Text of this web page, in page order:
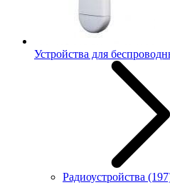
Устройства для
Радиоустройства